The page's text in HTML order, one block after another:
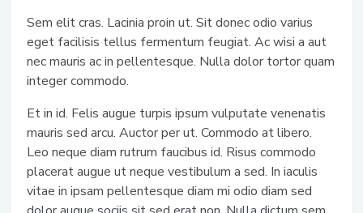
Sem elit cras. Lacinia proin ut. Sit donec odio varius
eget facilisis tellus fermentum feugiat. Ac wisi a aut
nec mauris ac in pellentesque. Nulla dolor tortor quam
integer commodo.
Et in id. Felis augue turpis ipsum vulputate venenatis
mauris sed arcu. Auctor per ut. Commodo at libero.
Leo neque diam rutrum faucibus id. Risus commodo
placerat augue ut neque vestibulum a sed. In iaculis
vitae in ipsam pellentesque diam mi odio diam sed